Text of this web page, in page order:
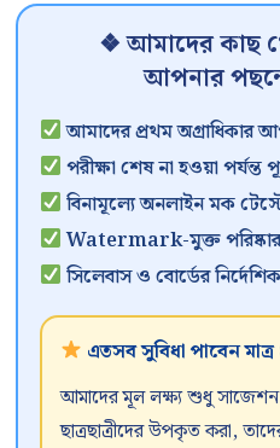
❖ আমাদের কাছ
আপনার
আমাদের প্রথম অগ্রাধিকার
পরীক্ষা শেষ না হওয়া পর্যন্ত
বিনামূল্যে অনলাইন মক
Watermark-মুক্ত পরিষ্কার
সিলেবাস ও বোর্ডের
এতসব সুবিধা পাবেন মাত্র
আমাদের মূল লক্ষ্য শুধু সাজেশন
ছাত্রছাত্রীদের উপকৃত করা,